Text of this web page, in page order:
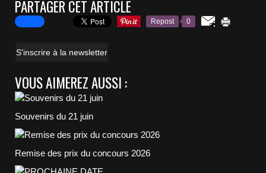
PARTAGER CET ARTICLE
Repost 0
S'inscrire à la newsletter
VOUS AIMEREZ AUSSI :
Souvenirs du 21 juin
Remise des prix du concours 2026